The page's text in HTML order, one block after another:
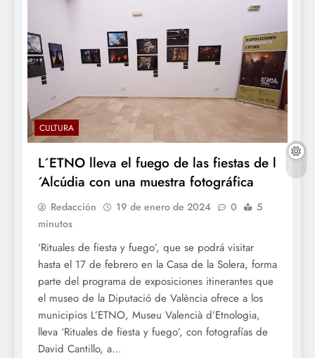
CULTURA
L´ETNO lleva el fuego de las fiestas de l
´Alcúdia con una muestra fotográfica
Redacción 19 de enero de 2024 0
5
minutos
‘Rituales de fiesta y fuego’, que se podrá visitar
hasta el 17 de febrero en la Casa de la Solera, forma
parte del programa de exposiciones itinerantes que
el museo de la Diputació de València ofrece a los
municipios L’ETNO, Museu Valencià d’Etnologia,
lleva ‘Rituales de fiesta y fuego’, con fotografías de
David Cantillo, a…